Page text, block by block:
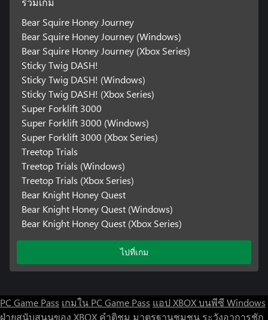
รวมเกม
Bear Squire Honey Journey
Bear Squire Honey Journey (Windows)
Bear Squire Honey Journey (Xbox Series)
Sticky Twig DASH!
Sticky Twig DASH! (Windows)
Sticky Twig DASH! (Xbox Series)
Super Forklift 3000
Super Forklift 3000 (Windows)
Super Forklift 3000 (Xbox Series)
Treetop Trials
Treetop Trials (Windows)
Treetop Trials (Xbox Series)
Bear Knight Honey Quest
Bear Knight Honey Quest (Windows)
Bear Knight Honey Quest (Xbox Series)
ไปที่เกม
PC Game Pass เกมใน PC Game Pass แอป XBOX บนพีซี Windows
ฝ่ายสนับสนุนของ XBOX คำติชม มาตรฐานชุมชน ระวังอาการชัก